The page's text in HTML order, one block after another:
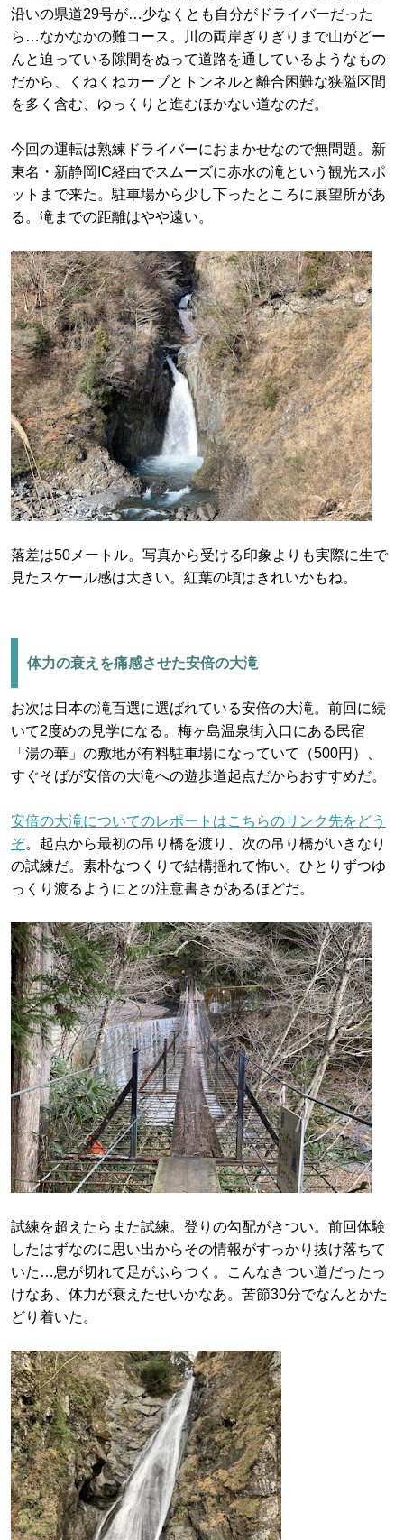
沿いの県道29号が…少なくとも自分がドライバーだった
ら…なかなかの難コース。川の両岸ぎりぎりまで山がどー
んと迫っている隙間をぬって道路を通しているようなもの
だから、くねくねカーブとトンネルと離合困難な狭隘区間
を多く含む、ゆっくりと進むほかない道なのだ。
今回の運転は熟練ドライバーにおまかせなので無問題。新
東名・新静岡IC経由でスムーズに赤水の滝という観光スポ
ットまで来た。駐車場から少し下ったところに展望所があ
る。滝までの距離はやや遠い。
落差は50メートル。写真から受ける印象よりも実際に生で
見たスケール感は大きい。紅葉の頃はきれいかもね。
体力の衰えを痛感させた安倍の大滝
お次は日本の滝百選に選ばれている安倍の大滝。前回に続
いて2度めの見学になる。梅ヶ島温泉街入口にある民宿
「湯の華」の敷地が有料駐車場になっていて（500円）、
すぐそばが安倍の大滝への遊歩道起点だからおすすめだ。
安倍の大滝についてのレポートはこちらのリンク先をどう
ぞ。起点から最初の吊り橋を渡り、次の吊り橋がいきなり
の試練だ。素朴なつくりで結構揺れて怖い。ひとりずつゆ
っくり渡るようにとの注意書きがあるほどだ。
試練を超えたらまた試練。登りの勾配がきつい。前回体験
したはずなのに思い出からその情報がすっかり抜け落ちて
いた…息が切れて足がふらつく。こんなきつい道だったっ
けなあ、体力が衰えたせいかなあ。苦節30分でなんとかた
どり着いた。